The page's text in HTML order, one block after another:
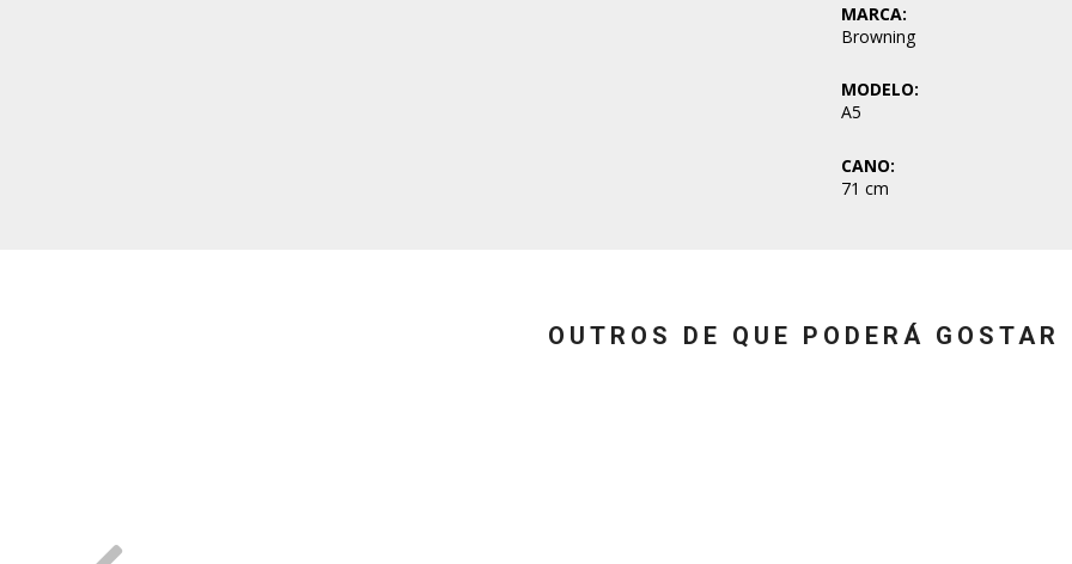
MARCA:
Browning
MODELO:
A5
CANO:
71 cm
OUTROS DE QUE PODERÁ GOSTAR